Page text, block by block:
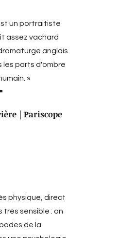
un portraitiste
assez vachard
anglais
parts d'ombre
»
| Pariscope
physique, direct
très sensible : on
de la